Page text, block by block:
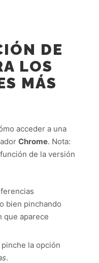
DE
LOS
MÁS
acceder a una
Chrome. Nota:
de la versión
bien pinchando
que aparece
la opción
.